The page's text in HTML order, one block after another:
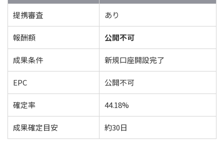
提携審査
あり
報酬額 公開不可
成果条件 新規口座開設完了
EPC 公開不可
確定率 44.18%
成果確定目安 約30日